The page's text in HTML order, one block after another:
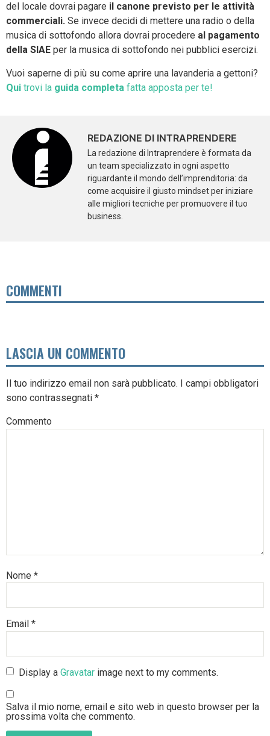
del locale dovrai pagare il canone previsto per le attività
commerciali. Se invece decidi di mettere una radio o della
musica di sottofondo allora dovrai procedere al pagamento
della SIAE per la musica di sottofondo nei pubblici esercizi.
Vuoi saperne di più su come aprire una lavanderia a gettoni?
Qui trovi la guida completa fatta apposta per te!
REDAZIONE DI INTRAPRENDERE
La redazione di Intraprendere è formata da
un team specializzato in ogni aspetto
riguardante il mondo dell’imprenditoria: da
come acquisire il giusto mindset per iniziare
alle migliori tecniche per promuovere il tuo
business.
COMMENTI
LASCIA UN COMMENTO
Il tuo indirizzo email non sarà pubblicato. I campi obbligatori
sono contrassegnati *
Commento
Nome *
Email *
Display aGravatar image next to my comments.
Salva il mio nome, email e sito web in questo browser per la
prossima volta che commento.